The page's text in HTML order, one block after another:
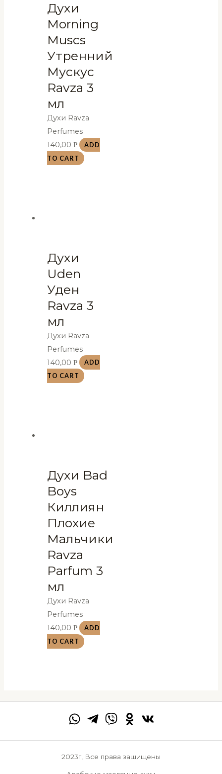
Духи
Morning
Muscs
Утренний
Мускус
Ravza 3
мл
Духи Ravza
Perfumes
140,00Р
ADD
TO CART
Духи
Uden
Уден
Ravza 3
мл
Духи Ravza
Perfumes
140,00Р
ADD
TO CART
Духи Bad
Boys
Киллиян
Плохие
Мальчики
Ravza
Parfum 3
мл
Духи Ravza
Perfumes
140,00Р
ADD
TO CART
2023г, Все права защищены